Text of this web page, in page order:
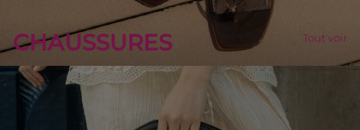
CHAUSSURES Tout voir